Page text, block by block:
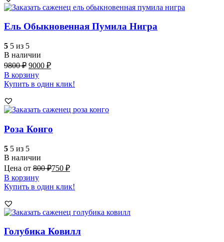
Ель Обыкновенная Пумила Нигра
5 5 из 5
В наличии
9800₽ 9000 ₽
В корзину
Купить в один клик!
Роза Конго
5 5 из 5
В наличии
Цена от 800₽750 ₽
В корзину
Купить в один клик!
Голубика Ковилл